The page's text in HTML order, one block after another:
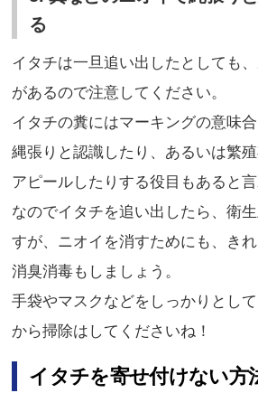
る
イタチは一旦追い出したとしても
があるので注意してください。
イタチの糞にはマーキングの意味
縄張りと認識したり、あるいは繁
アピールしたりする役目もあると言
なのでイタチを追い出したら、衛
すが、ニオイを消すためにも、きれ
消臭消毒もしましょう。
手袋やマスクなどをしっかりとし
から掃除はしてくださいね！
イタチを寄せ付けない方